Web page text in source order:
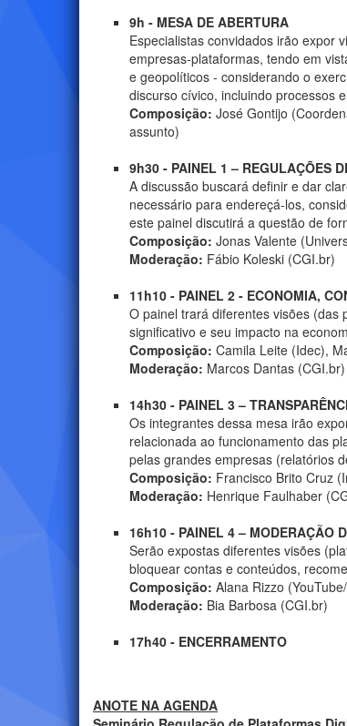
9h - MESA DE ABERTURA
Especialistas convidados irão expor
empresas-plataformas, tendo em
e geopolíticos - considerando o
discurso cívico, incluindo processos
Composição: José Gontijo
assunto)
9h30 - PAINEL 1 – REGULAÇÕES
A discussão buscará definir e dar
necessário para endereçá-los,
este painel discutirá a questão de
Composição: Jonas Valente
Moderação: Fábio Koleski (CGI.br)
11h10 - PAINEL 2 - ECONOMIA,
O painel trará diferentes visões (das
significativo e seu impacto na
Composição: Camila Leite (Idec),
Moderação: Marcos Dantas (CGI.br)
14h30 - PAINEL 3 –
Os integrantes dessa mesa irão
relacionada ao funcionamento das
pelas grandes empresas (relatórios
Composição: Francisco Brito Cruz
Moderação: Henrique Faulhaber
16h10 - PAINEL 4 – MODERAÇÃO
Serão expostas diferentes visões
bloquear contas e conteúdos,
Composição: Alana Rizzo
Moderação: Bia Barbosa (CGI.br)
17h40 - ENCERRAMENTO
ANOTE NA AGENDA